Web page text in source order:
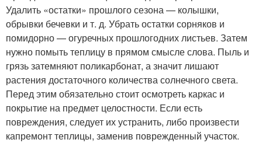
Удалить «остатки» прошлого сезона — колышки,
обрывки бечевки и т. д. Убрать остатки сорняков и
помидорно — огуречных прошлогодних листьев. Затем
нужно помыть теплицу в прямом смысле слова. Пыль и
грязь затемняют поликарбонат, а значит лишают
растения достаточного количества солнечного света.
Перед этим обязательно стоит осмотреть каркас и
покрытие на предмет целостности. Если есть
повреждения, следует их устранить, либо произвести
капремонт теплицы, заменив поврежденный участок.